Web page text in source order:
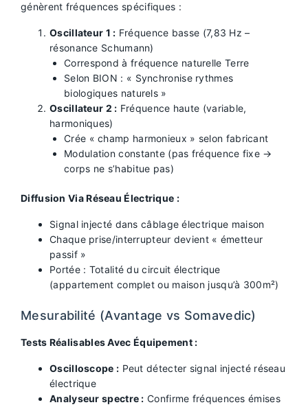
génèrent fréquences spécifiques :
Oscillateur 1 : Fréquence basse (7,83 Hz –
résonance Schumann)
Correspond à fréquence naturelle Terre
Selon BION : « Synchronise rythmes
biologiques naturels »
Oscillateur 2 : Fréquence haute (variable,
harmoniques)
Crée « champ harmonieux » selon fabricant
Modulation constante (pas fréquence fixe →
corps ne s’habitue pas)
Diffusion Via Réseau Électrique :
Signal injecté dans câblage électrique maison
Chaque prise/interrupteur devient « émetteur
passif »
Portée : Totalité du circuit électrique
(appartement complet ou maison jusqu’à 300m²)
Mesurabilité (Avantage vs Somavedic)
Tests Réalisables Avec Équipement :
Oscilloscope : Peut détecter signal injecté réseau
électrique
Analyseur spectre : Confirme fréquences émises